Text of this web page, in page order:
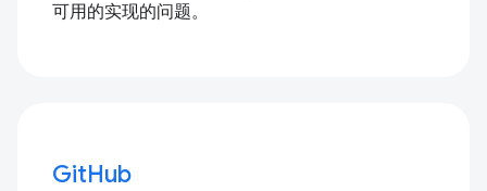
可用的实现的问题。
GitHub